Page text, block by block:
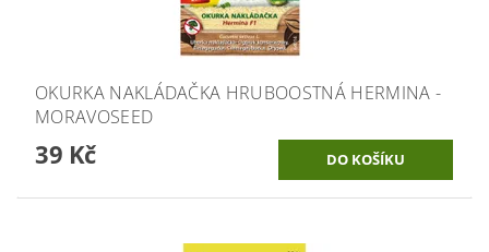
OKURKA NAKLÁDAČKA HRUBOOSTNÁ HERMINA -
MORAVOSEED
39 Kč